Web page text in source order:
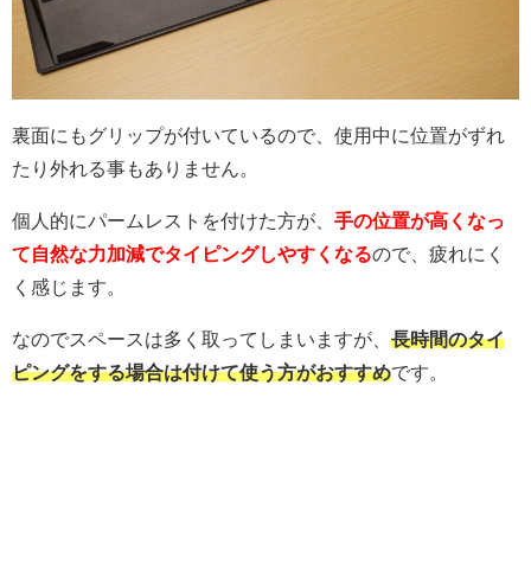
裏面にもグリップが付いているので、使用中に位置がずれ
たり外れる事もありません。
個人的にパームレストを付けた方が、 手の位置が高くなっ
て自然な力加減でタイピングしやすくなるので、疲れにく
く感じます。
なのでスペースは多く取ってしまいますが、 長時間のタイ
ピングをする場合は付けて使う方がおすすめです。